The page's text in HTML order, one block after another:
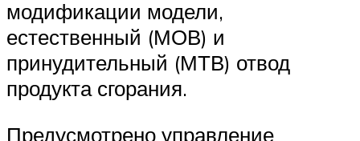
модификации модели,
естественный (МОВ) и
принудительный (МТВ) отвод
продукта сгорания.
Предусмотрено управление